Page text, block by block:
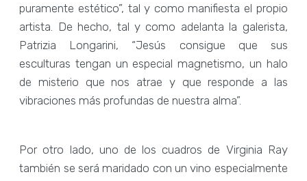
puramente estético”, tal y como manifiesta el propio
artista. De hecho, tal y como adelanta la galerista,
Patrizia Longarini, “Jesús consigue que sus
esculturas tengan un especial magnetismo, un halo
de misterio que nos atrae y que responde a las
vibraciones más profundas de nuestra alma”.
Por otro lado, uno de los cuadros de Virginia Ray
también se será maridado con un vino especialmente